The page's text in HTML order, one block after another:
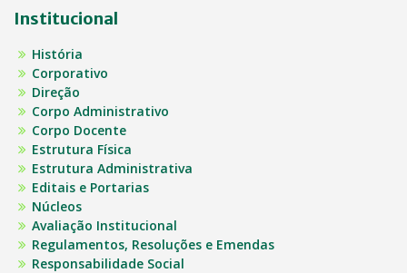
Institucional
História
Corporativo
Direção
Corpo Administrativo
Corpo Docente
Estrutura Física
Estrutura Administrativa
Editais e Portarias
Núcleos
Avaliação Institucional
Regulamentos, Resoluções e Emendas
Responsabilidade Social